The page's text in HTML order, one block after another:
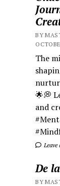
BY
The
🌟💭
and
De
BY